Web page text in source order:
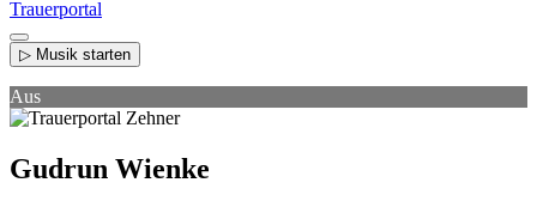
Trauerportal
▷ Musik starten
Aus
Gudrun Wienke